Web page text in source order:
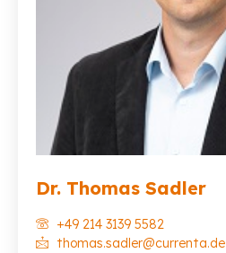
Dr. Thomas Sadler
+49 214 3139 5582
thomas.sadler@currenta.de